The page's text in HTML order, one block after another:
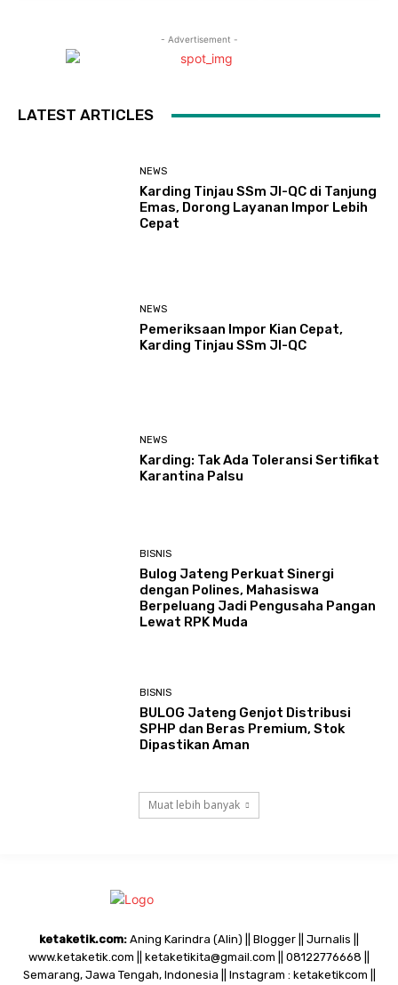
- Advertisement -
LATEST ARTICLES
NEWS
Karding Tinjau SSm JI-QC di Tanjung
Emas, Dorong Layanan Impor Lebih
Cepat
NEWS
Pemeriksaan Impor Kian Cepat,
Karding Tinjau SSm JI-QC
NEWS
Karding: Tak Ada Toleransi Sertifikat
Karantina Palsu
BISNIS
Bulog Jateng Perkuat Sinergi
dengan Polines, Mahasiswa
Berpeluang Jadi Pengusaha Pangan
Lewat RPK Muda
BISNIS
BULOG Jateng Genjot Distribusi
SPHP dan Beras Premium, Stok
Dipastikan Aman
Muat lebih banyak
ketaketik.com: Aning Karindra (Alin) || Blogger || Jurnalis ||
www.ketaketik.com || ketaketikita@gmail.com || 08122776668 ||
Semarang, Jawa Tengah, Indonesia || Instagram : ketaketikcom ||